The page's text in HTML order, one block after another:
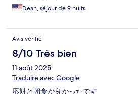
Dean, séjour de 9 nuits
Avis vérifié
8/10 Très bien
11 août 2025
Traduire avec Google
応対と朝食が良かったです